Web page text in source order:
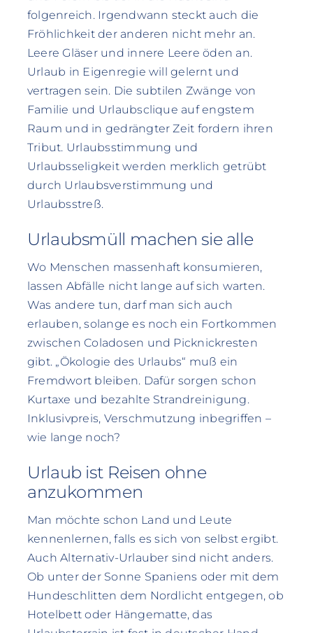
folgenreich. Irgendwann steckt auch die
Fröhlichkeit der anderen nicht mehr an.
Leere Gläser und innere Leere öden an.
Urlaub in Eigenregie will gelernt und
vertragen sein. Die subtilen Zwänge von
Familie und Urlaubsclique auf engstem
Raum und in gedrängter Zeit fordern ihren
Tribut. Urlaubsstimmung und
Urlaubsseligkeit werden merklich getrübt
durch Urlaubsverstimmung und
Urlaubsstreß.
Urlaubsmüll machen sie alle
Wo Menschen massenhaft konsumieren,
lassen Abfälle nicht lange auf sich warten.
Was andere tun, darf man sich auch
erlauben, solange es noch ein Fortkommen
zwischen Coladosen und Picknickresten
gibt. „Ökologie des Urlaubs“ muß ein
Fremdwort bleiben. Dafür sorgen schon
Kurtaxe und bezahlte Strandreinigung.
Inklusivpreis, Verschmutzung inbegriffen –
wie lange noch?
Urlaub ist Reisen ohne
anzukommen
Man möchte schon Land und Leute
kennenlernen, falls es sich von selbst ergibt.
Auch Alternativ-Urlauber sind nicht anders.
Ob unter der Sonne Spaniens oder mit dem
Hundeschlitten dem Nordlicht entgegen, ob
Hotelbett oder Hängematte, das